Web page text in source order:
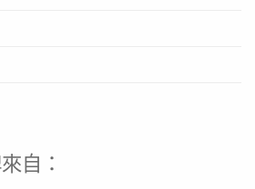
需要改善營養狀況的人士作為口服
Drink 是一款高能量密度營養品，
自：